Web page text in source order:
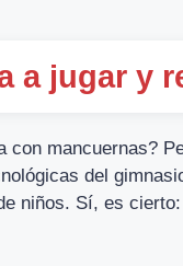
a jugar y
con mancuernas?
del
niños. Sí, es